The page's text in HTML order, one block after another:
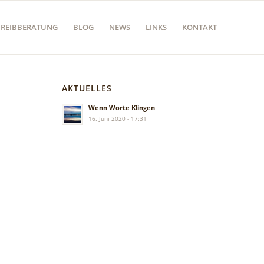
BLOG NEWS LINKS KONTAKT
AKTUELLES
Wenn Worte Klingen
16. Juni 2020 - 17:31